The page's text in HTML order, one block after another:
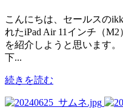
こんにちは、セールスの
れたiPad Air 11インチ（
を紹介しようと思います
下...
続きを読む